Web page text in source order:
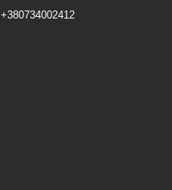
+380734002412